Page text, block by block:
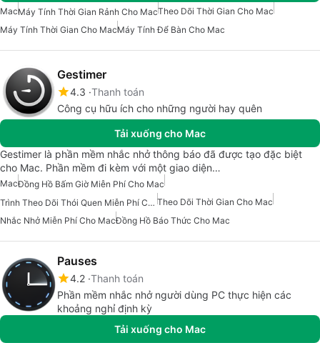
MacMáy Tính Thời Gian Rảnh Cho MacTheo Dõi Thời Gian Cho Mac
Máy Tính Thời Gian Cho MacMáy Tính Để Bàn Cho Mac
Gestimer
4.3 Thanh toán
Công cụ hữu ích cho những người hay quên
Tải xuống cho Mac
Gestimer là phần mềm nhắc nhở thông báo đã được tạo đặc biệt
cho Mac. Phần mềm đi kèm với một giao diện…
MacĐồng Hồ Bấm Giờ Miễn Phí Cho Mac
Trình Theo Dõi Thói Quen Miễn Phí Cho Mac Theo Dõi Thời Gian Cho Mac
Nhắc Nhở Miễn Phí Cho MacĐồng Hồ Báo Thức Cho Mac
Pauses
4.2 Thanh toán
Phần mềm nhắc nhở người dùng PC thực hiện các
khoảng nghỉ định kỳ
Tải xuống cho Mac